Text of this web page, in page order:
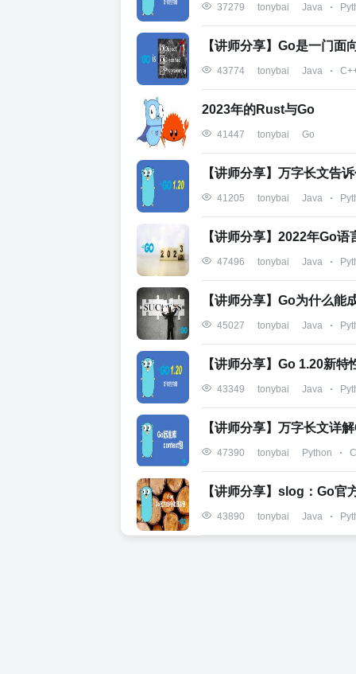
37279 tonybai Java
【讲师分享】Go是一门面
43774 tonybai Java
2023年的Rust与Go
41447 tonybai Go
【讲师分享】万字长文告
41205 tonybai Java
【讲师分享】2022年Go
47496 tonybai Java
【讲师分享】Go为什么能
45027 tonybai Java
【讲师分享】Go 1.20新特
43349 tonybai Java
【讲师分享】万字长文详
47390 tonybai Python
【讲师分享】slog：Go官
43890 tonybai Java